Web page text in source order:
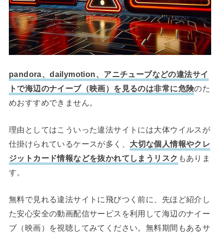
pandora、dailymotion、アニチューブなどの違法サイ
トで海辺のナイーブ（映画）を見るのは非常に危険のた
めおすすめできません。
理由としてはこういった違法サイトには大体ウイルスが
仕掛けられているケースが多く、 大切な個人情報やクレ
ジットカード情報などを抜かれてしまうリスク もありま
す。
無料で見れる違法サイトに飛びつく前に、先ほど紹介し
た安心安全の動画配信サービスを利用して海辺のナイー
ブ（映画）を視聴してみてください。無料期間もあるサ